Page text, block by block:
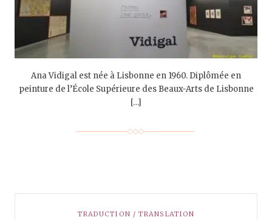
Ana Vidigal est née à Lisbonne en 1960. Diplômée en
peinture de l’École Supérieure des Beaux-Arts de Lisbonne
[…]
TRADUCTION / TRANSLATION